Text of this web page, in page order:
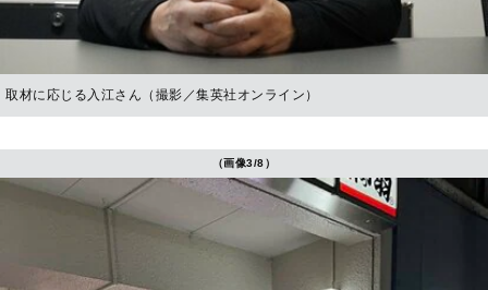
取材に応じる入江さん（撮影／集英社オンライン）
（画像3/8）